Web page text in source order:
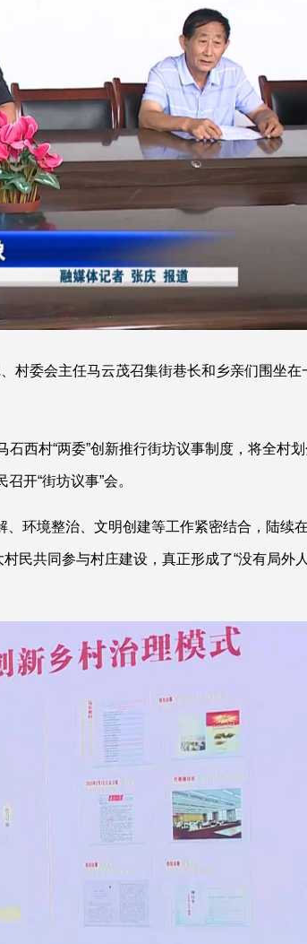
村委会主任马云茂召集街巷长和乡亲们围坐在
西村“两委”创新推行街坊议事制度，将全村
开“街坊议事”会。
、环境整治、文明创建等工作紧密结合，陆续
村民共同参与村庄建设，真正形成了“没有局外